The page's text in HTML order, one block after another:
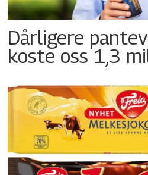
Dårligere
koste oss 1,3